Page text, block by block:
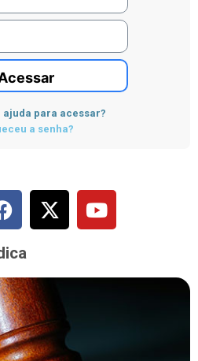
ajuda para acessar?
a senha?